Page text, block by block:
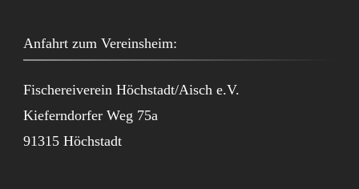
Anfahrt zum Vereinsheim:
Fischereiverein Höchstadt/Aisch e.V.
Kieferndorfer Weg 75a
91315 Höchstadt